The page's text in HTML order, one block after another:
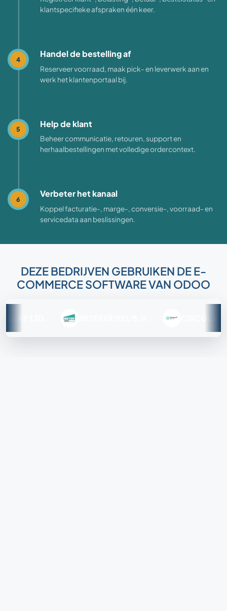
klantspecifieke afspraken één keer.
4
Handel de bestelling af
Reserveer voorraad, maak pick- en leverwerk aan en
werk het klantenportaal bij.
5
Help de klant
Beheer communicatie, retouren, support en
herhaalbestellingen met volledige ordercontext.
6
Verbeter het kanaal
Koppel facturatie-, marge-, conversie-, voorraad- en
servicedata aan beslissingen.
DEZE BEDRIJVEN GEBRUIKEN DE E-
COMMERCE SOFTWARE VAN ODOO
BETERGEVEL B.V. CIRCULAR IT